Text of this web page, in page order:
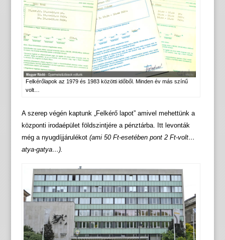
Felkérőlapok az 1979 és 1983 közötti időből. Minden év más színű
volt…
A szerep végén kaptunk „Felkérő lapot” amivel mehettünk a
központi irodaépület földszintjére a pénztárba. Itt levonták
még a nyugdíjjárulékot(ami 50 Ft-esetében pont 2 Ft-volt…
atya-gatya…).